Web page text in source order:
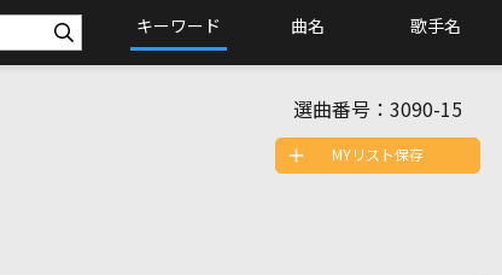
キーワード 曲名 歌手名
選曲番号： 3090-15
MYリスト保存